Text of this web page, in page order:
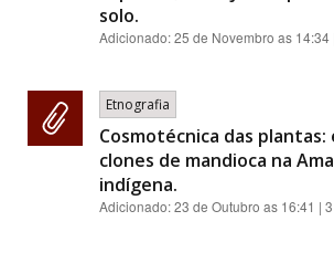
solo.
Adicionado:25 de Novembro as 14:34
Etnografia
Cosmotécnica das
clones de mandioca na
indígena.
Adicionado:23 de Outubro as 16:41 |